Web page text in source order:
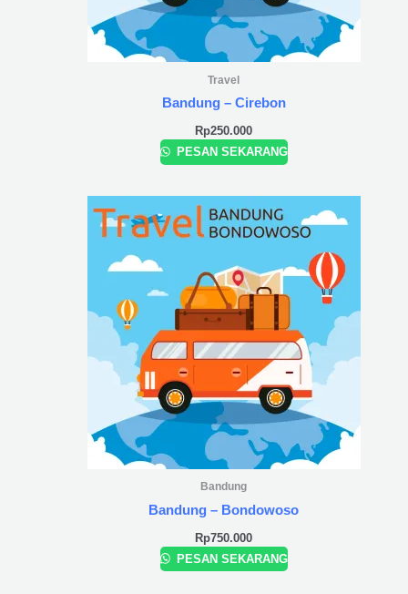
Travel
Bandung – Cirebon
Rp250.000
PESAN SEKARANG
Bandung
Bandung – Bondowoso
Rp750.000
PESAN SEKARANG